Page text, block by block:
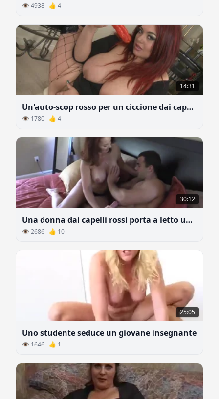
👁 4938 👍 4
14:31
Un'auto-scop rosso per un ciccione dai capelli rossi
👁 1780 👍 4
30:12
Una donna dai capelli rossi porta a letto un uomo
👁 2686 👍 10
25:05
Uno studente seduce un giovane insegnante
👁 1646 👍 1